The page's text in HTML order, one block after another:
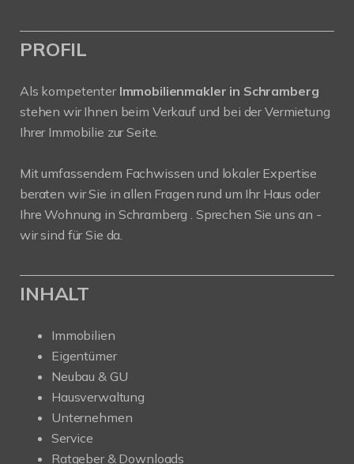
PROFIL
Als kompetenter Immobilienmakler in Schramberg
stehen wir Ihnen beim Verkauf und bei der Vermietung
Ihrer Immobilie zur Seite.
Mit umfassendem Fachwissen und lokaler Expertise
beraten wir Sie in allen Fragen rund um Ihr Haus oder
Ihre Wohnung in Schramberg . Sprechen Sie uns an -
wir sind für Sie da.
INHALT
Immobilien
Eigentümer
Neubau & GU
Hausverwaltung
Unternehmen
Service
Ratgeber & Downloads